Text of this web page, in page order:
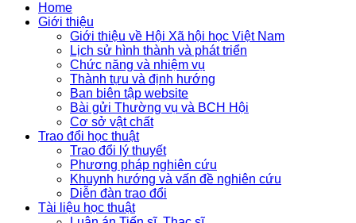
Home
Giới thiệu
Giới thiệu về Hội Xã hội học Việt Nam
Lịch sử hình thành và phát triển
Chức năng và nhiệm vụ
Thành tựu và định hướng
Ban biên tập website
Bài gửi Thường vụ và BCH Hội
Cơ sở vật chất
Trao đổi học thuật
Trao đổi lý thuyết
Phương pháp nghiên cứu
Khuynh hướng và vấn đề nghiên cứu
Diễn đàn trao đổi
Tài liệu học thuật